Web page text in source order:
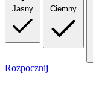
Jasny Ciemny
Rozpocznij